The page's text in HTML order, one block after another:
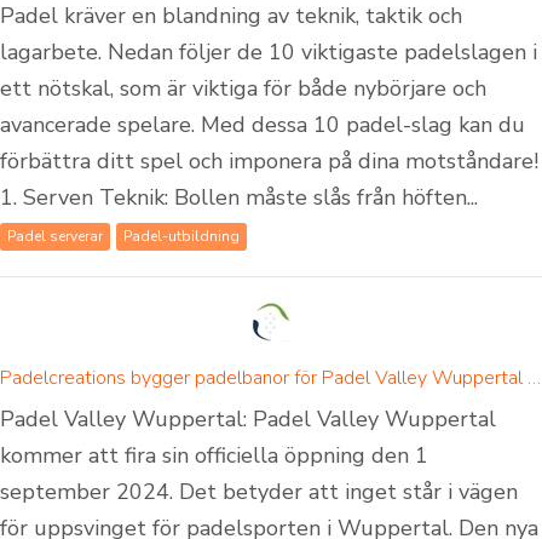
Padel kräver en blandning av teknik, taktik och
lagarbete. Nedan följer de 10 viktigaste padelslagen i
ett nötskal, som är viktiga för både nybörjare och
avancerade spelare. Med dessa 10 padel-slag kan du
förbättra ditt spel och imponera på dina motståndare!
1. Serven Teknik: Bollen måste slås från höften...
Padel serverar Padel-utbildning
Padelcreations bygger padelbanor för Padel Valley Wuppertal - invigning den 1 september 2024
Padel Valley Wuppertal: Padel Valley Wuppertal
kommer att fira sin officiella öppning den 1
september 2024. Det betyder att inget står i vägen
för uppsvinget för padelsporten i Wuppertal. Den nya